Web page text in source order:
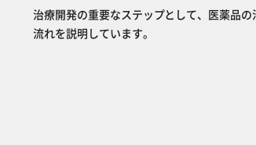
治療開発の重要なステップとして、医薬品
流れを説明しています。